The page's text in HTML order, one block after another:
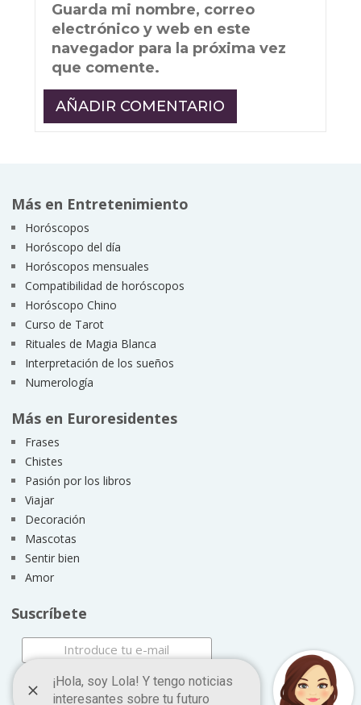
Guarda mi nombre, correo
electrónico y web en este
navegador para la próxima vez
que comente.
Más en Entretenimiento
Horóscopos
Horóscopo del día
Horóscopos mensuales
Compatibilidad de horóscopos
Horóscopo Chino
Curso de Tarot
Rituales de Magia Blanca
Interpretación de los sueños
Numerología
Más en Euroresidentes
Frases
Chistes
Pasión por los libros
Viajar
Decoración
Mascotas
Sentir bien
Amor
Suscríbete